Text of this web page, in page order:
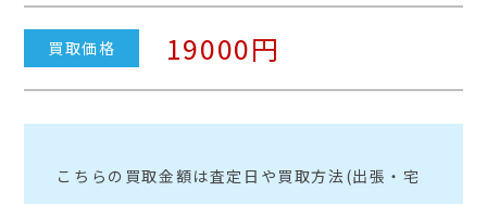
買取価格 19000円
こちらの買取金額は査定日や買取方法(出張・宅